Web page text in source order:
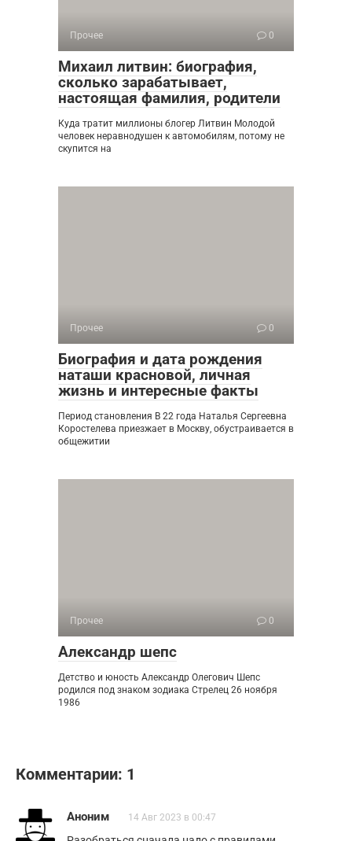
Прочее 0
Михаил литвин: биография,
сколько зарабатывает,
настоящая фамилия, родители
Куда тратит миллионы блогер Литвин Молодой
человек неравнодушен к автомобилям, потому не
скупится на
Прочее 0
Биография и дата рождения
наташи красновой, личная
жизнь и интересные факты
Период становления В 22 года Наталья Сергеевна
Коростелева приезжает в Москву, обустраивается в
общежитии
Прочее 0
Александр шепс
Детство и юность Александр Олегович Шепс
родился под знаком зодиака Стрелец 26 ноября
1986
Комментарии: 1
Аноним 14 Авг 2023 в 00:47